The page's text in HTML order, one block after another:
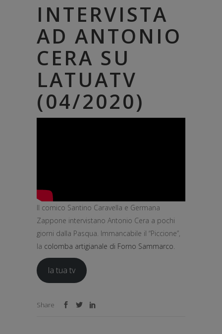
INTERVISTA
AD ANTONIO
CERA SU
LATUATV
(04/2020)
Il comico Santino Caravella e Germana
Zappone intervistano Antonio Cera a pochi
giorni dalla Pasqua. Immancabile il “Piccione”,
la colomba artigianale di Forno Sammarco
la tua tv
Share